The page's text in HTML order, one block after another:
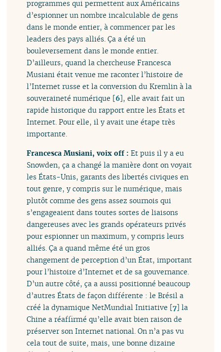
programmes qui permettent aux Américains
d’espionner un nombre incalculable de gens
dans le monde entier, à commencer par les
leaders des pays alliés. Ça a été un
bouleversement dans le monde entier.
D’ailleurs, quand la chercheuse Francesca
Musiani était venue me raconter l’histoire de
l’Internet russe et la conversion du Kremlin à la
souveraineté numérique [6], elle avait fait un
rapide historique du rapport entre les États et
Internet. Pour elle, il y avait une étape très
importante.
Francesca Musiani, voix off :Et puis il y a eu
Snowden, ça a changé la manière dont on voyait
les États-Unis, garants des libertés civiques en
tout genre, y compris sur le numérique, mais
plutôt comme des gens assez sournois qui
s’engageaient dans toutes sortes de liaisons
dangereuses avec les grands opérateurs privés
pour espionner un maximum, y compris leurs
alliés. Ça a quand même été un gros
changement de perception d’un État, important
pour l’histoire d’Internet et de sa gouvernance.
D’un autre côté, ça a aussi positionné beaucoup
d’autres États de façon différente : le Brésil a
créé la dynamique NetMundial Initiative [7] la
Chine a réaffirmé qu’elle avait bien raison de
préserver son Internet national. On n’a pas vu
cela tout de suite, mais, une bonne dizaine